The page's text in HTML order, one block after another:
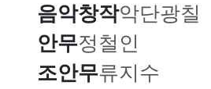
음악창작악단광칠
안무정철인
조안무류지수